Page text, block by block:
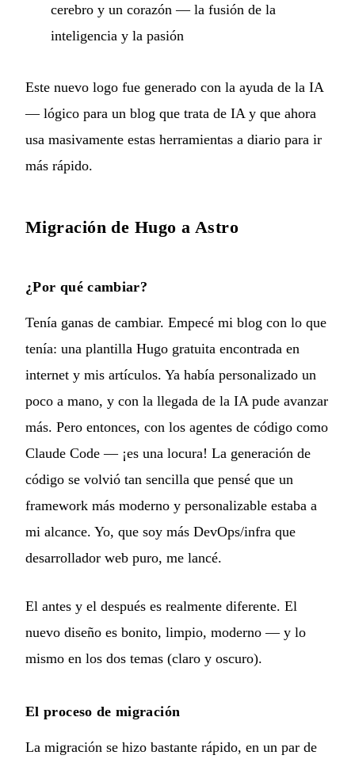
cerebro y un corazón — la fusión de la
inteligencia y la pasión
Este nuevo logo fue generado con la ayuda de la IA
— lógico para un blog que trata de IA y que ahora
usa masivamente estas herramientas a diario para ir
más rápido.
Migración de Hugo a Astro
¿Por qué cambiar?
Tenía ganas de cambiar. Empecé mi blog con lo que
tenía: una plantilla Hugo gratuita encontrada en
internet y mis artículos. Ya había personalizado un
poco a mano, y con la llegada de la IA pude avanzar
más. Pero entonces, con los agentes de código como
Claude Code — ¡es una locura! La generación de
código se volvió tan sencilla que pensé que un
framework más moderno y personalizable estaba a
mi alcance. Yo, que soy más DevOps/infra que
desarrollador web puro, me lancé.
El antes y el después es realmente diferente. El
nuevo diseño es bonito, limpio, moderno — y lo
mismo en los dos temas (claro y oscuro).
El proceso de migración
La migración se hizo bastante rápido, en un par de